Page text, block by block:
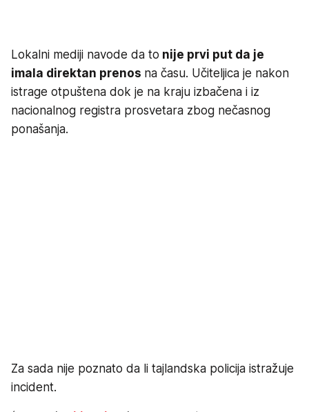
Lokalni mediji navode da to nije prvi put da je
imala direktan prenos na času. Učiteljica je nakon
istrage otpuštena dok je na kraju izbačena i iz
nacionalnog registra prosvetara zbog nečasnog
ponašanja.
Za sada nije poznato da li tajlandska policija istražuje
incident.